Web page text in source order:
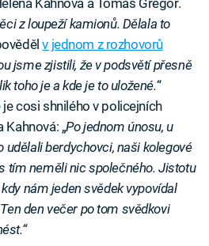
Kahnová a Tomáš Gregor.
z loupeží kamionů. Dělala to
v jednom z rozhovorů
jsme zjistili, že v podsvětí přesně
toho je a kde je to uložené.“
cosi shnilého v policejních
Kahnová: „Po jednom únosu, u
udělali berdychovci, naši kolegové
tím neměli nic společného. Jistotu
nám jeden svědek vypovídal
den večer po tom svědkovi